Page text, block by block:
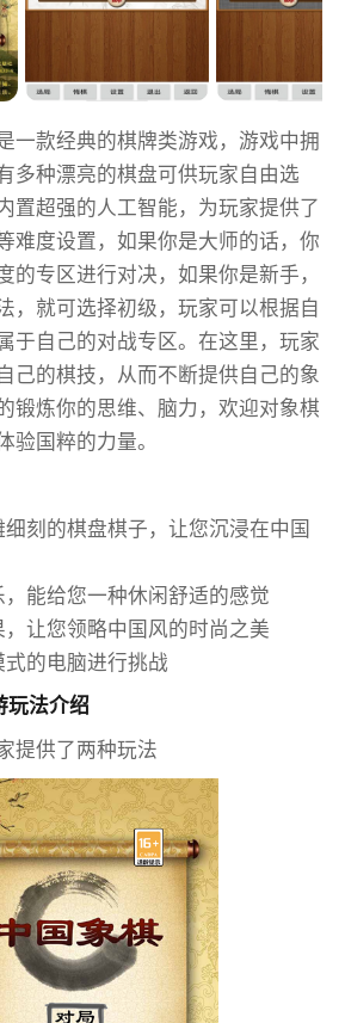
一款经典的棋牌类游戏，游戏中拥
多种漂亮的棋盘可供玩家自由选
置超强的人工智能，为玩家提供了
难度设置，如果你是大师的话，你
的专区进行对决，如果你是新手，
，就可选择初级，玩家可以根据自
于自己的对战专区。在这里，玩家
己的棋技，从而不断提供自己的象
锻炼你的思维、脑力，欢迎对象棋
验国粹的力量。
刻的棋盘棋子，让您沉浸在中国
能给您一种休闲舒适的感觉
让您领略中国风的时尚之美
的电脑进行挑战
玩法介绍
提供了两种玩法